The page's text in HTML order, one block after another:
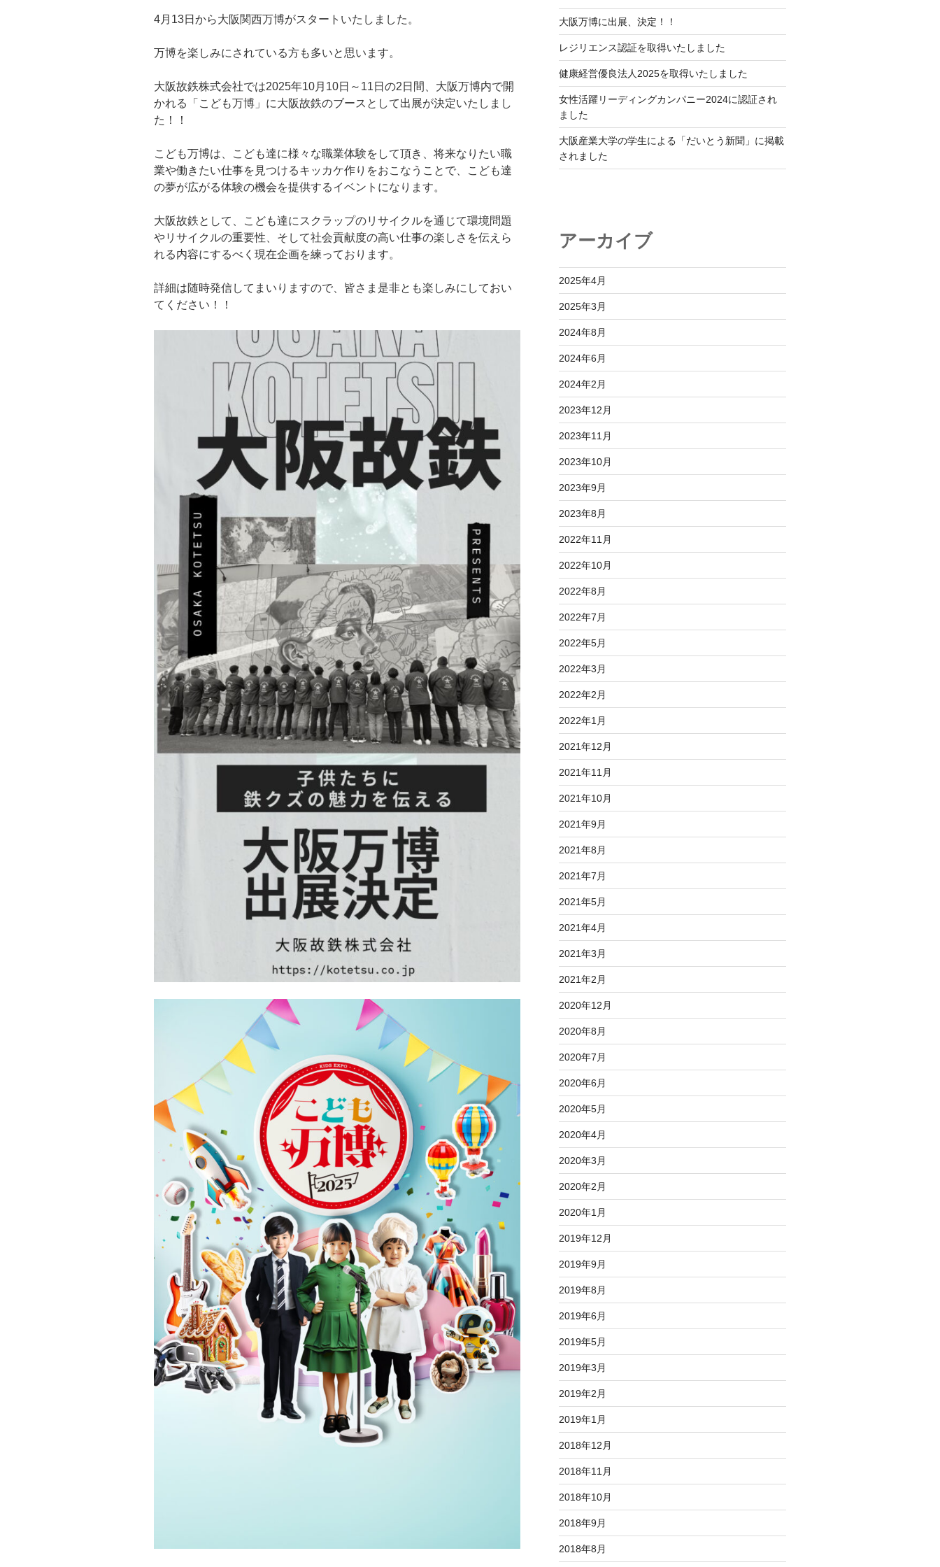
4月13日から大阪関西万博がスタートいたしました。
万博を楽しみにされている方も多いと思います。
大阪故鉄株式会社では2025年10月10日～11日の2日間、大阪万博内で開
かれる「こども万博」に大阪故鉄のブースとして出展が決定いたしまし
た！！
こども万博は、こども達に様々な職業体験をして頂き、将来なりたい職
業や働きたい仕事を見つけるキッカケ作りをおこなうことで、こども達
の夢が広がる体験の機会を提供するイベントになります。
大阪故鉄として、こども達にスクラップのリサイクルを通じて環境問題
やリサイクルの重要性、そして社会貢献度の高い仕事の楽しさを伝えら
れる内容にするべく現在企画を練っております。
詳細は随時発信してまいりますので、皆さま是非とも楽しみにしておい
てください！！
大阪万博に出展、決定！！
レジリエンス認証を取得いたしました
健康経営優良法人2025を取得いたしました
女性活躍リーディングカンパニー2024に認証され
ました
大阪産業大学の学生による「だいとう新聞」に掲載
されました
アーカイブ
2025年4月
2025年3月
2024年8月
2024年6月
2024年2月
2023年12月
2023年11月
2023年10月
2023年9月
2023年8月
2022年11月
2022年10月
2022年8月
2022年7月
2022年5月
2022年3月
2022年2月
2022年1月
2021年12月
2021年11月
2021年10月
2021年9月
2021年8月
2021年7月
2021年5月
2021年4月
2021年3月
2021年2月
2020年12月
2020年8月
2020年7月
2020年6月
2020年5月
2020年4月
2020年3月
2020年2月
2020年1月
2019年12月
2019年9月
2019年8月
2019年6月
2019年5月
2019年3月
2019年2月
2019年1月
2018年12月
2018年11月
2018年10月
2018年9月
2018年8月